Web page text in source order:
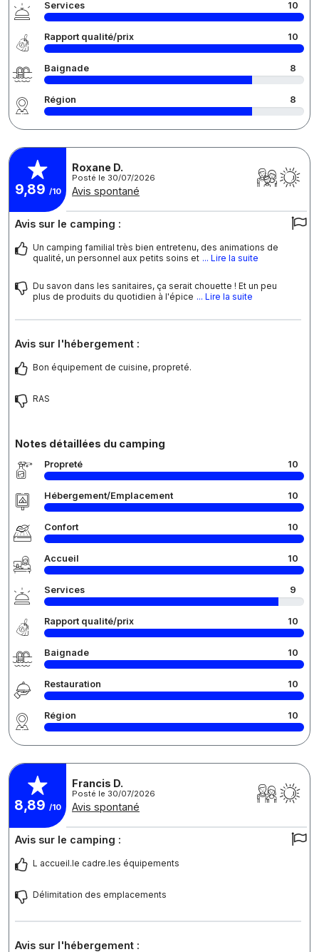
Services 10
Rapport qualité/prix 10
Baignade 8
Région 8
9,89 /10
Roxane D.
Posté le 30/07/2026
Avis spontané
Avis sur le camping :
Un camping familial très bien entretenu, des animations de
qualité, un personnel aux petits soins et ... Lire la suite
Du savon dans les sanitaires, ça serait chouette ! Et un peu
plus de produits du quotidien à l'épice ... Lire la suite
Avis sur l'hébergement :
Bon équipement de cuisine, propreté.
RAS
Notes détaillées du camping
Propreté 10
Hébergement/Emplacement 10
Confort 10
Accueil 10
Services 9
Rapport qualité/prix 10
Baignade 10
Restauration 10
Région 10
8,89 /10
Francis D.
Posté le 30/07/2026
Avis spontané
Avis sur le camping :
L accueil.le cadre.les équipements
Délimitation des emplacements
Avis sur l'hébergement :